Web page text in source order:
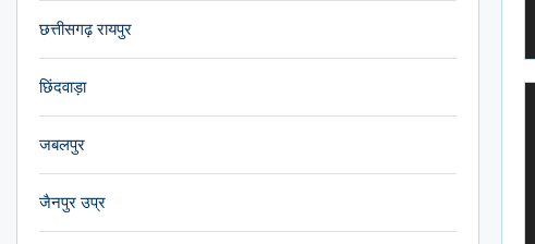
छत्तीसगढ़ रायपुर
छिंदवाड़ा
जबलपुर
जैनपुर उप्र